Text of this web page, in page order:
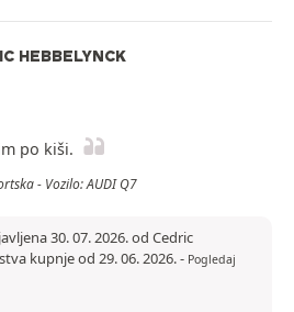
HEBBELYNCK
po kiši.
- Vozilo: AUDI Q7
30. 07. 2026. od Cedric
kupnje od 29. 06. 2026.- Pogledaj